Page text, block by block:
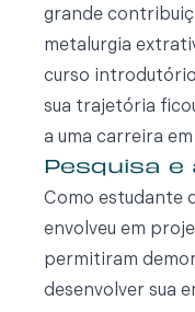
grande
metalurgia
curso
sua trajetória
a uma carreira
Pesquisa
Como estudante
envolveu em
permitiram
desenvolver sua